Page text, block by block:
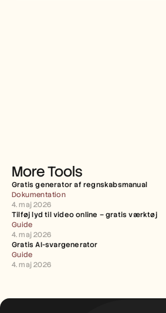
More Tools
Gratis generator af regnskabsmanual
Dokumentation
4. maj 2026
Tilføj lyd til video online – gratis værktøj
Guide
4. maj 2026
Gratis AI-svargenerator
Guide
4. maj 2026